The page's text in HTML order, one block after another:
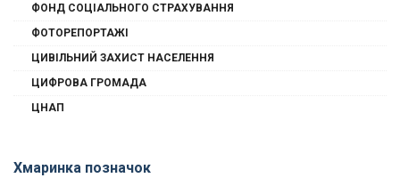
ФОНД СОЦІАЛЬНОГО СТРАХУВАННЯ
ФОТОРЕПОРТАЖІ
ЦИВІЛЬНИЙ ЗАХИСТ НАСЕЛЕННЯ
ЦИФРОВА ГРОМАДА
ЦНАП
Хмаринка позначок